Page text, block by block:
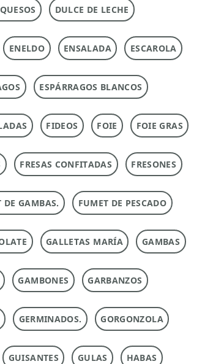
DULCE DE LECHE
ENELDO ENSALADA ESCAROLA
ESPÁRRAGOS BLANCOS
FIDEOS FOIE FOIE GRAS
FRESAS CONFITADAS FRESONES
DE GAMBAS. FUMET DE PESCADO
GALLETAS MARÍA GAMBAS
GAMBONES GARBANZOS
GERMINADOS. GORGONZOLA
GUISANTES GULAS HABAS